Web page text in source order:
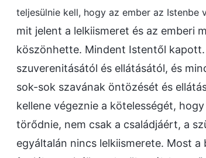
teljesülnie kell, hogy az ember az Istenbe
mit jelent a lelkiismeret és az emberi
köszönhette. Mindent Istentől
szuverenitásától és ellátásától, és
sok-sok szavának öntözését és
kellene végeznie a kötelességét,
törődnie, nem csak a családjáért, a
egyáltalán nincs lelkiismerete. Most